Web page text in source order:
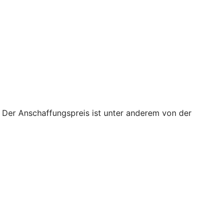
Anschaffungspreis ist unter anderem von der